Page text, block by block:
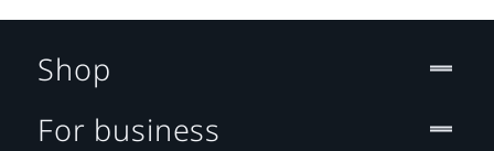
Shop
For business